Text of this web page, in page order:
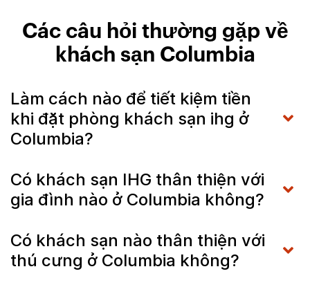
Các câu hỏi thường gặp về
khách sạn Columbia
Làm cách nào để tiết kiệm tiền
khi đặt phòng khách sạn ihg ở
Columbia?
Có khách sạn IHG thân thiện với
gia đình nào ở Columbia không?
Có khách sạn nào thân thiện với
thú cưng ở Columbia không?